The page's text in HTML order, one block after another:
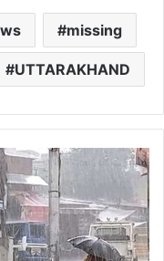
missing
UTTARAKHAND